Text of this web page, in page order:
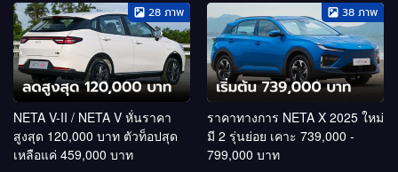
28 ภาพ
NETA V-II / NETA V หั่นราคา
สูงสุด 120,000 บาท ตัวท็อปสุด
เหลือแค่ 459,000 บาท
38 ภาพ
ราคาทางการ NETA X 2025 ใหม่
มี 2 รุ่นย่อย เคาะ 739,000 -
799,000 บาท